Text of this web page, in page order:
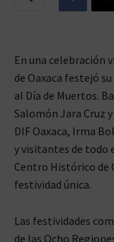
En una celebración
de Oaxaca festejó
al Día de Muertos.
Salomón Jara Cruz
DIF Oaxaca, Irma
y visitantes de todo
Centro Histórico de
festividad única.
Las festividades
de las Ocho